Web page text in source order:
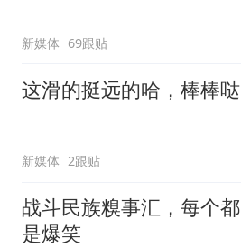
新媒体 69跟贴
这滑的挺远的哈，棒棒哒
新媒体 2跟贴
战斗民族糗事汇，每个都
是爆笑